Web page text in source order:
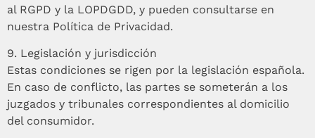
al RGPD y la LOPDGDD, y pueden consultarse en
nuestra Política de Privacidad.
9.⁠ ⁠Legislación y jurisdicción
Estas condiciones se rigen por la legislación española.
En caso de conflicto, las partes se someterán a los
juzgados y tribunales correspondientes al domicilio
del consumidor.